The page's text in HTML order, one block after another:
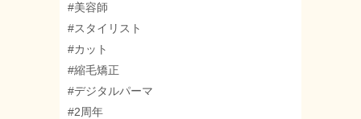
#美容師
#スタイリスト
#カット
#縮毛矯正
#デジタルパーマ
#2周年